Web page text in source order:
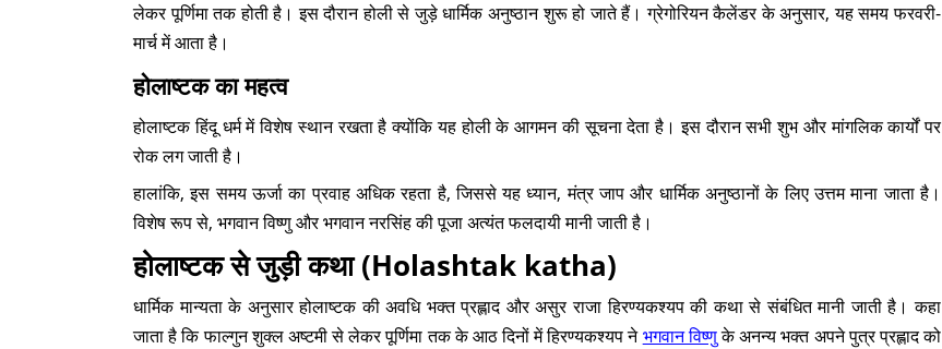
लेकर पूर्णिमा तक होती है। इस दौरान होली से जुड़े धार्मिक अनुष्ठान शुरू हो जाते हैं। ग्रेगोरियन कैलेंडर के अनुसार, यह समय फरवरी-
मार्च में आता है।
होलाष्टक का महत्व
होलाष्टक हिंदू धर्म में विशेष स्थान रखता है क्योंकि यह होली के आगमन की सूचना देता है। इस दौरान सभी शुभ और मांगलिक कार्यों पर
रोक लग जाती है।
हालांकि, इस समय ऊर्जा का प्रवाह अधिक रहता है, जिससे यह ध्यान, मंत्र जाप और धार्मिक अनुष्ठानों के लिए उत्तम माना जाता है।
विशेष रूप से, भगवान विष्णु और भगवान नरसिंह की पूजा अत्यंत फलदायी मानी जाती है।
होलाष्टक से जुड़ी कथा (Holashtak katha)
धार्मिक मान्यता के अनुसार होलाष्टक की अवधि भक्त प्रह्लाद और असुर राजा हिरण्यकश्यप की कथा से संबंधित मानी जाती है। कहा
जाता है कि फाल्गुन शुक्ल अष्टमी से लेकर पूर्णिमा तक के आठ दिनों में हिरण्यकश्यप नेभगवान विष्णुके अनन्य भक्त अपने पुत्र प्रह्लाद को